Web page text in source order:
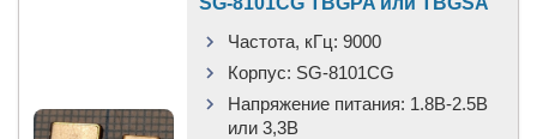
Частота, кГц: 9000
Корпус: SG-8101CG
Напряжение питания: 1.8В-2.5B
или 3,3B